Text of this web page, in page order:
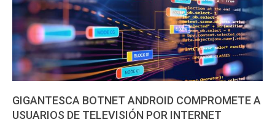
GIGANTESCA BOTNET ANDROID COMPROMETE A
USUARIOS DE TELEVISIÓN POR INTERNET